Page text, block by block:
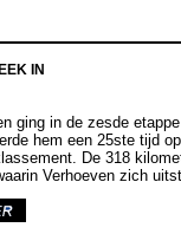
IN
ging in de zesde
hem een 25ste tijd
De 318
Verhoeven zich